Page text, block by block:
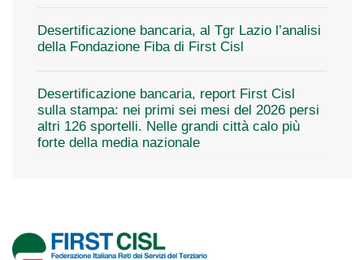
Desertificazione bancaria, al Tgr Lazio l’analisi
della Fondazione Fiba di First Cisl
Desertificazione bancaria, report First Cisl
sulla stampa: nei primi sei mesi del 2026 persi
altri 126 sportelli. Nelle grandi città calo più
forte della media nazionale